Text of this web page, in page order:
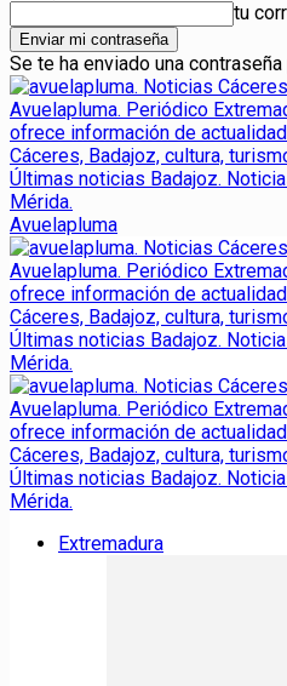
tu
Se te ha enviado una
Avuelapluma
Extremadura